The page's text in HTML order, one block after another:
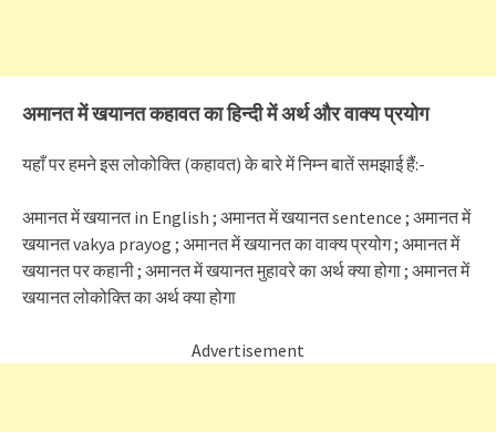
अमानत में खयानत कहावत का हिन्दी में अर्थ और वाक्य प्रयोग
यहाँ पर हमने इस लोकोक्ति (कहावत) के बारे में निम्न बातें समझाई हैं:-
अमानत में खयानत in English ; अमानत में खयानत sentence ; अमानत में
खयानत vakya prayog ; अमानत में खयानत का वाक्य प्रयोग ; अमानत में
खयानत पर कहानी ; अमानत में खयानत मुहावरे का अर्थ क्या होगा ; अमानत में
खयानत लोकोक्ति का अर्थ क्या होगा
Advertisement